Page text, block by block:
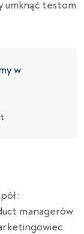
umknąć testom
w
managerów